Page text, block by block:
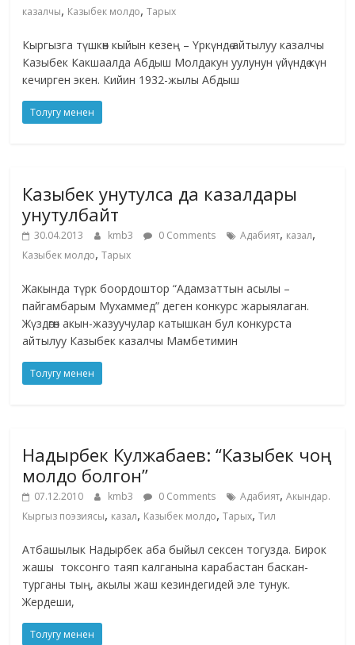
казалчы, Казыбек молдо,Тарых
Кыргызга түшкөн кыйын кезең – Үркүндө айтылуу казалчы
Казыбек Какшаалда Абдыш Молдакун уулунун үйүндө күн
кечирген экен. Кийин 1932-жылы Абдыш
Толугу менен
Казыбек унутулса да казалдары
унутулбайт
30.04.2013 kmb3 0 Comments Адабият, казал,
Казыбек молдо,Тарых
Жакында түрк боордоштор “Адамзаттын асылы –
пайгамбарым Мухаммед” деген конкурс жарыялаган.
Жүздөгөн акын-жазуучулар катышкан бул конкурста
айтылуу Казыбек казалчы Мамбетимин
Толугу менен
Надырбек Кулжабаев: “Казыбек чоң
молдо болгон”
07.12.2010 kmb3 0 Comments Адабият,Акындар.
Кыргыз поэзиясы, казал, Казыбек молдо,Тарых,Тил
Атбашылык Надырбек аба быйыл сексен тогузда. Бирок
жашы токсонго таяп калганына карабастан баскан-
турганы тың, акылы жаш кезиндегидей эле тунук.
Жердеши,
Толугу менен